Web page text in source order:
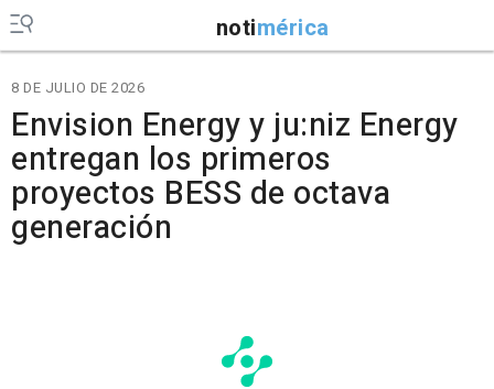
notimérica
8 DE JULIO DE 2026
Envision Energy y ju:niz Energy
entregan los primeros
proyectos BESS de octava
generación